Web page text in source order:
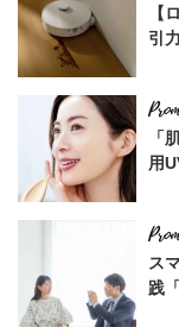
【
引
「
用
ス
践